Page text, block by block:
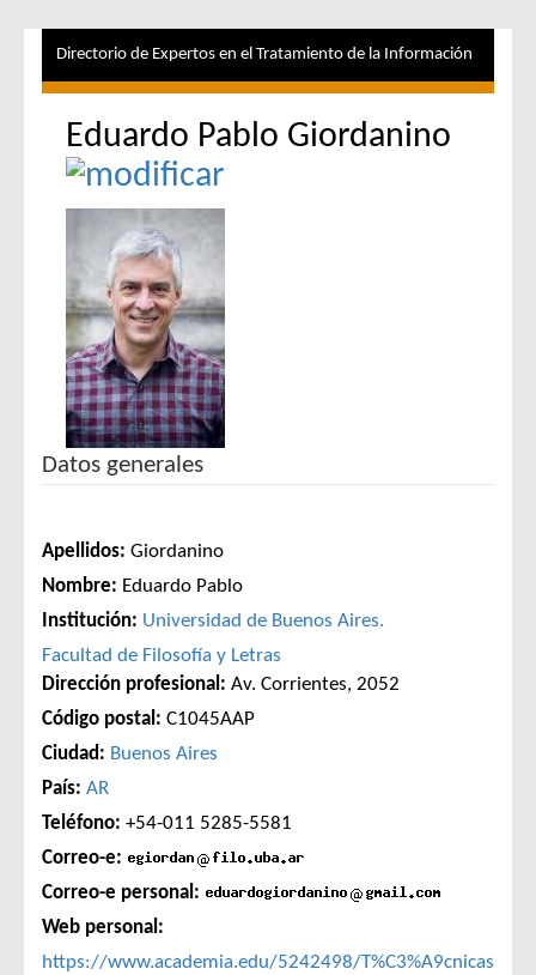
Directorio de Expertos en el Tratamiento de la Información
Eduardo Pablo Giordanino
Datos generales
Apellidos: Giordanino
Nombre: Eduardo Pablo
Institución: Universidad de Buenos Aires.
Facultad de Filosofía y Letras
Dirección profesional: Av. Corrientes, 2052
Código postal: C1045AAP
Ciudad: Buenos Aires
País: AR
Teléfono: +54-011 5285-5581
Correo-e:
Correo-e personal:
Web personal:
https://www.academia.edu/5242498/T%C3%A9cnicas